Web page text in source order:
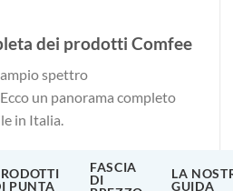
dei prodotti Comfee
spettro
un panorama completo
in Italia.
PUNTA
FASCIA
DI
LA
GUIDA